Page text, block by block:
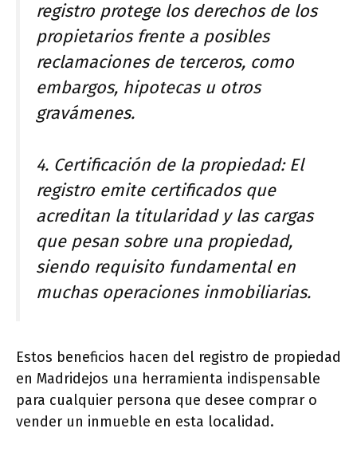
registro protege los derechos de los
propietarios frente a posibles
reclamaciones de terceros, como
embargos, hipotecas u otros
gravámenes.
4. Certificación de la propiedad: El
registro emite certificados que
acreditan la titularidad y las cargas
que pesan sobre una propiedad,
siendo requisito fundamental en
muchas operaciones inmobiliarias.
Estos beneficios hacen del registro de propiedad
en Madridejos una herramienta indispensable
para cualquier persona que desee comprar o
vender un inmueble en esta localidad.